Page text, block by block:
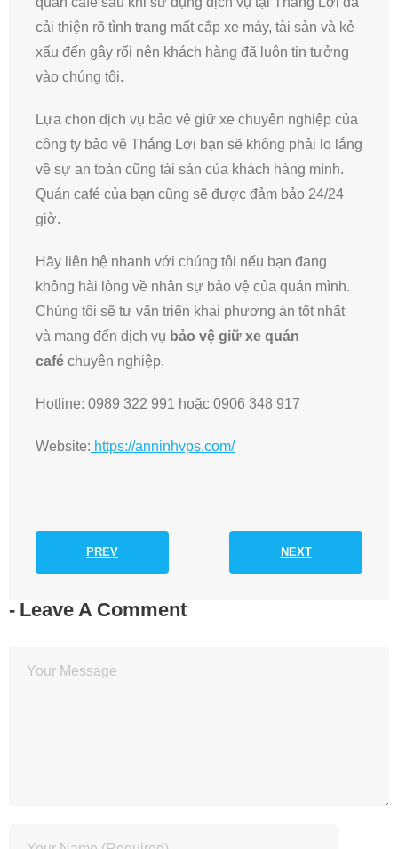
cải thiện rõ tình trạng mất cắp xe máy, tài sản và kẻ
xấu đến gây rối nên khách hàng đã luôn tin tưởng
vào chúng tôi.
Lựa chọn dịch vụ bảo vệ giữ xe chuyên nghiệp của
công ty bảo vệ Thắng Lợi bạn sẽ không phải lo lắng
về sự an toàn cũng tài sản của khách hàng mình.
Quán café của bạn cũng sẽ được đảm bảo 24/24
giờ.
Hãy liên hệ nhanh với chúng tôi nếu bạn đang
không hài lòng về nhân sự bảo vệ của quán mình.
Chúng tôi sẽ tư vấn triển khai phương án tốt nhất
và mang đến dịch vụ bảo vệ giữ xe quán
café chuyên nghiệp.
Hotline: 0989 322 991 hoặc 0906 348 917
Website: https://anninhvps.com/
PREV NEXT
Leave A Comment